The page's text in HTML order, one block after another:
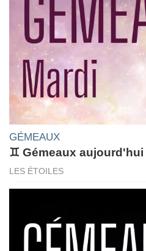
GÉMEAUX
♊ Gémeaux
LES ÉTOILES